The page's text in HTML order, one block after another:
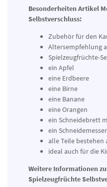
Besonderheiten Artikel
Selbstverschluss:
Zubehör für den
Altersempfehlung
Spielzeugfrüchte-
ein Apfel
eine Erdbeere
eine Birne
eine Banane
eine Orangen
ein Schneidebrett
ein Schneidemesser
alle Teile bestehen
ideal auch für die
Weitere Informationen
Spielzeugfrüchte